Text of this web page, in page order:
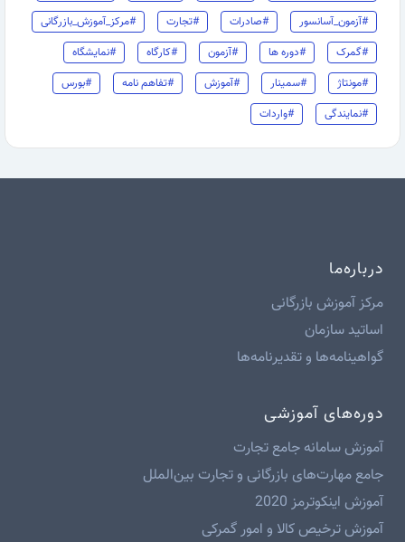
#آزمون_آسانسور
#صادرات #تجارت
#مرکز_آموزش_بازرگانی
#گمرک
#دوره ها #آزمون #کارگاه
#نمایشگاه
#مونتاژ
#سمینار #آموزش #تفاهم نامه
#بورس
#نمایندگی
#واردات
درباره‌ما
مرکز آموزش بازرگانی
اساتید سازمان
گواهینامه‌ها و تقدیرنامه‌ها
دوره‌های آموزشی
آموزش سامانه جامع تجارت
جامع مهارت‌های بازرگانی و تجارت بین‌الملل
آموزش اینکوترمز 2020
آموزش ترخیص کالا و امور گمرکی